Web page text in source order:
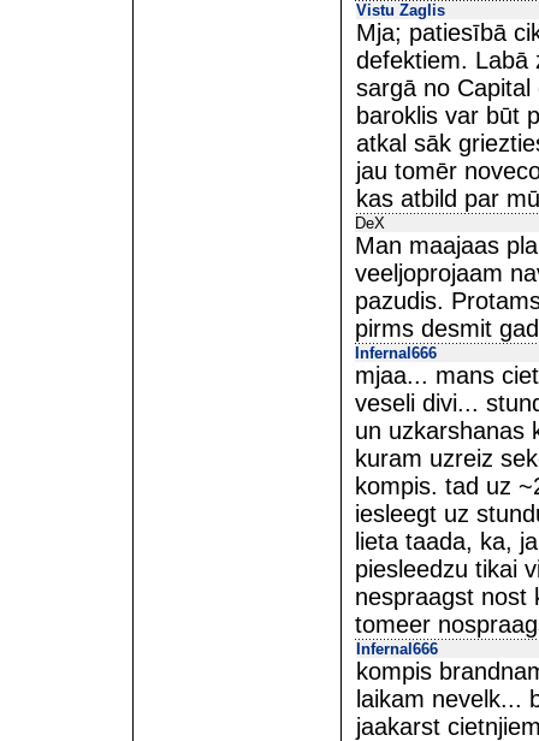
Vistu Zaglis
Mja; patiesībā
defektiem. Labā
sargā no
baroklis var būt
atkal sāk
jau tomēr
kas atbild par
DeX
Man maajaas
veeljoprojaam
pazudis.
pirms desmit
Infernal666
mjaa... mans
veseli divi...
un uzkarshanas
kuram uzreiz
kompis. tad uz
iesleegt uz
lieta taada, ka,
piesleedzu tikai
nespraagst nost
tomeer
Infernal666
kompis
laikam nevelk...
jaakarst